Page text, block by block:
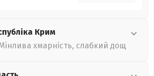
Крим
хмарність, слабкий дощ